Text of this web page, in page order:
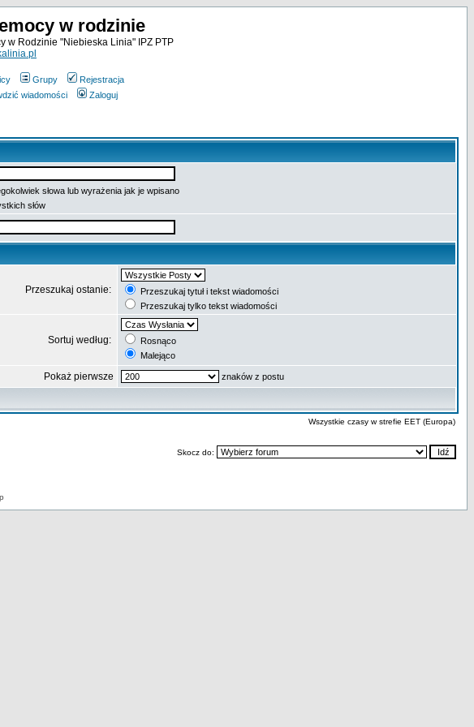
w rodzinie
w Rodzinie "Niebieska Linia" IPZ PTP
Grupy
Rejestracja
wiadomości Zaloguj
słowa lub wyrażenia jak je wpisano
słów
Przeszukaj ostanie:
Przeszukaj tytuł i tekst wiadomości
Przeszukaj tylko tekst wiadomości
Sortuj według:
Rosnąco
Malejąco
Pokaż pierwsze znaków z postu
Wszystkie czasy w strefie EET (Europa)
Skocz do: